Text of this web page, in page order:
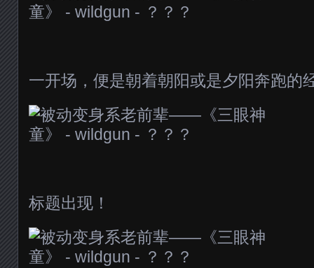
一开场，便是朝着朝阳或是夕阳奔跑的
标题出现！